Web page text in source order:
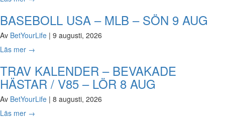
BASEBOLL USA – MLB – SÖN 9 AUG
Av BetYourLife | 9 augusti, 2026
Läs mer →
TRAV KALENDER – BEVAKADE
HÄSTAR / V85 – LÖR 8 AUG
Av BetYourLife | 8 augusti, 2026
Läs mer →